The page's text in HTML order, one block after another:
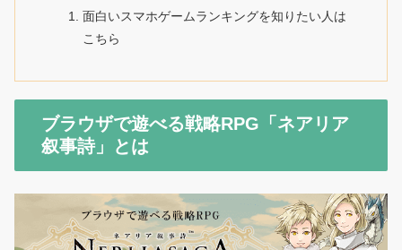
面白いスマホゲームランキングを知りたい人は
こちら
ブラウザで遊べる戦略RPG「ネアリア
叙事詩」とは